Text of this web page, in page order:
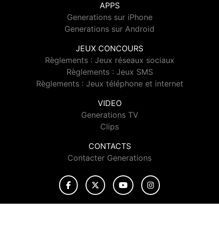
APPS
Generations sur iPhone
Generations sur Android
JEUX CONCOURS
Règlements : Jeux réseaux sociaux
Règlements : Jeux SMS
Règlements : Jeux téléphone et internet
VIDEO
Generations TV
Clips
CONTACTS
Contacter Generations